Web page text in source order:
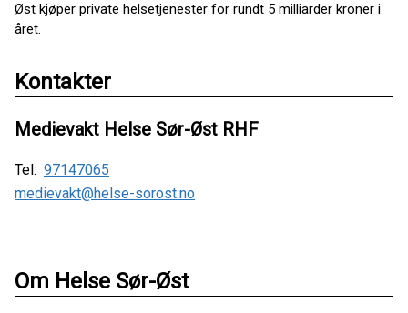
Øst kjøper private helsetjenester for rundt 5 milliarder kroner i
året.
Kontakter
Medievakt Helse Sør-Øst RHF
Tel: 97147065
medievakt@helse-sorost.no
Om Helse Sør-Øst